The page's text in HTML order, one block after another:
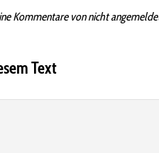
Kommentare von nicht
Text